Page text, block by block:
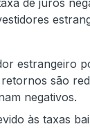
de juros
estrangeiro
são
negativos.
às taxas